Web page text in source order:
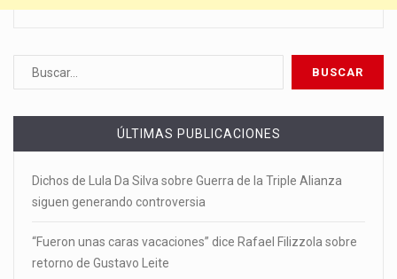
ÚLTIMAS PUBLICACIONES
Dichos de Lula Da Silva sobre Guerra de la Triple Alianza
siguen generando controversia
“Fueron unas caras vacaciones” dice Rafael Filizzola sobre
retorno de Gustavo Leite